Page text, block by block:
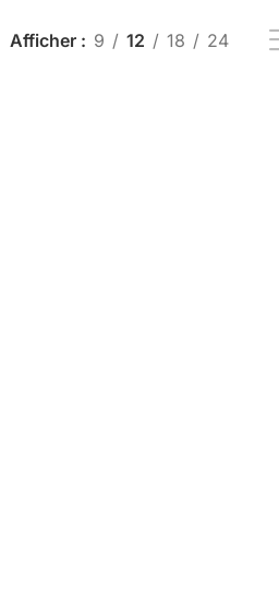
Afficher 9 12 18 24